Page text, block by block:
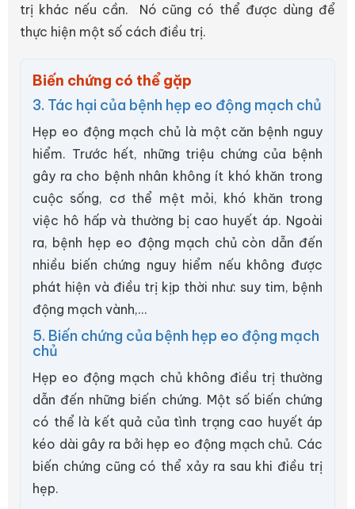
trị khác nếu cần. Nó cũng có thể được dùng để
thực hiện một số cách điều trị.
Biến chứng có thể gặp
3. Tác hại của bệnh hẹp eo động mạch chủ
Hẹp eo động mạch chủ là một căn bệnh nguy
hiểm. Trước hết, những triệu chứng của bệnh
gây ra cho bệnh nhân không ít khó khăn trong
cuộc sống, cơ thể mệt mỏi, khó khăn trong
việc hô hấp và thường bị cao huyết áp. Ngoài
ra, bệnh hẹp eo động mạch chủ còn dẫn đến
nhiều biến chứng nguy hiểm nếu không được
phát hiện và điều trị kịp thời như: suy tim, bệnh
động mạch vành,...
5. Biến chứng của bệnh hẹp eo động mạch
chủ
Hẹp eo động mạch chủ không điều trị thường
dẫn đến những biến chứng. Một số biến chứng
có thể là kết quả của tình trạng cao huyết áp
kéo dài gây ra bởi hẹp eo động mạch chủ. Các
biến chứng cũng có thể xảy ra sau khi điều trị
hẹp.